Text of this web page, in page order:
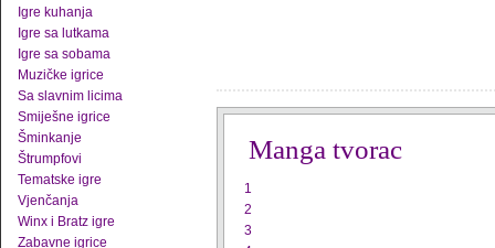
Igre kuhanja
Igre sa lutkama
Igre sa sobama
Muzičke igrice
Sa slavnim licima
Smiješne igrice
Šminkanje
Štrumpfovi
Tematske igre
Vjenčanja
Winx i Bratz igre
Zabavne igrice
Manga tvorac
1
2
3